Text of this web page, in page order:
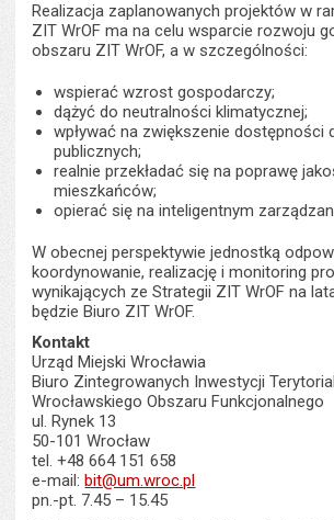
Realizacja zaplanowanych projektów w
ZIT WrOF ma na celu wsparcie rozwoju
obszaru ZIT WrOF, a w szczególności:
wspierać wzrost gospodarczy;
dążyć do neutralności klimatycznej;
wpływać na zwiększenie dostępności
publicznych;
realnie przekładać się na poprawę
mieszkańców;
opierać się na inteligentnym
W obecnej perspektywie jednostką
koordynowanie, realizację i monitoring
wynikających ze Strategii ZIT WrOF na
będzie Biuro ZIT WrOF.
Kontakt
Urząd Miejski Wrocławia
Biuro Zintegrowanych Inwestycji
Wrocławskiego Obszaru Funkcjonalnego
ul. Rynek 13
50-101 Wrocław
tel. +48 664 151 658
e-mail: bit@um.wroc.pl
pn.-pt. 7.45 – 15.45